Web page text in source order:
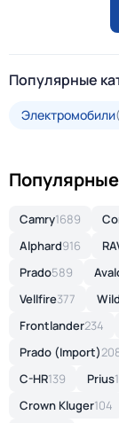
Популярные
Электромобили
Camry1689
Alphard916
Prado589
Vellfire377
Frontlander234
Prado (Import)
C-HR139 Prius
Crown Kluger104